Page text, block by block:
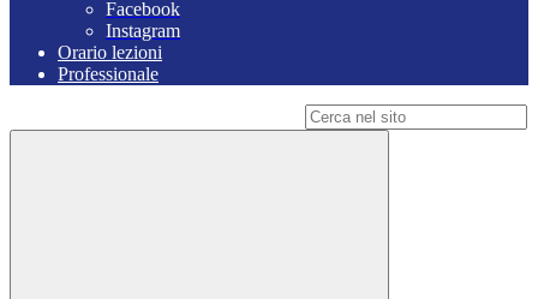
Facebook
Instagram
Orario lezioni
Professionale